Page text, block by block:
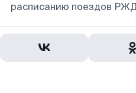
расписанию поездов